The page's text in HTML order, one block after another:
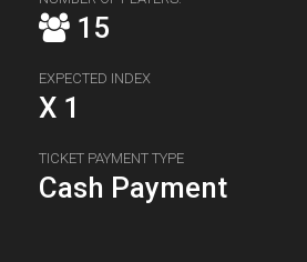
15
EXPECTED INDEX
X 1
TICKET PAYMENT TYPE
Cash Payment